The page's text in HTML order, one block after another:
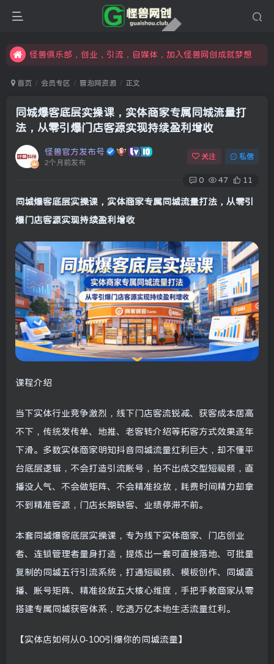
限时开通会员更享折扣，超高返佣
怪兽俱乐部，创业，引流，自媒体，加入怪兽网创成就梦想
首页 会员专区 冒泡网资源 正文
同城爆客底层实操课，实体商家专属同城流量打
法，从零引爆门店客源实现持续盈利增收
怪兽官方发布号
2个月前发布
关注 私信
0 47 11
同城爆客底层实操课 ，实体商家专属同城流量打法，从零引
爆门店客源实现持续盈利增收
课程介绍
当下实体行业竞争激烈，线下门店客流锐减、获客成本居高
不下，传统发传单、地推、老客转介绍等拓客方式效果逐年
下滑。多数实体商家明知抖音同城流量红利巨大，却不懂平
台底层逻辑，不会打造引流账号，拍不出成交型短视频，直
播没人气、不会做矩阵、不会精准投放，耗费时间精力却拿
不到精准客源，门店长期缺客、业绩停滞不前。
本套 同城爆客底层实操课 ，专为线下实体商家、门店创业
者、连锁管理者量身打造，提炼出一套可直接落地、可批量
复制的同城五行引流系统，打通短视频、模板创作、同城直
播、账号矩阵、精准投放五大核心维度，手把手教商家从零
搭建专属同城获客体系，吃透万亿本地生活流量红利。
【实体店如何从0-100引爆你的同城流量】